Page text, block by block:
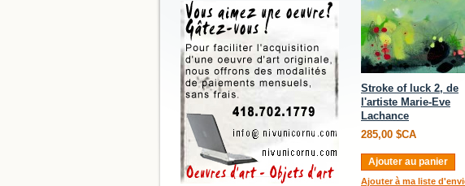
Stroke of luck 2, de
l'artiste Marie-Eve
Lachance
285,00 $CA
Ajouter au panier
Ajouter à ma liste